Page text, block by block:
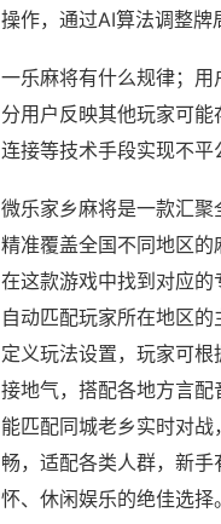
操作，通过AI算法调整牌
一乐麻将有什么规律；用
分用户反映其他玩家可能
连接等技术手段实现不平
微乐家乡麻将是一款汇聚
精准覆盖全国不同地区
在这款游戏中找到对应
自动匹配玩家所在地区
定义玩法设置，玩家可
接地气，搭配各地方言
能匹配同城老乡实时对
畅，适配各类人群，新
怀、休闲娱乐的绝佳选择。